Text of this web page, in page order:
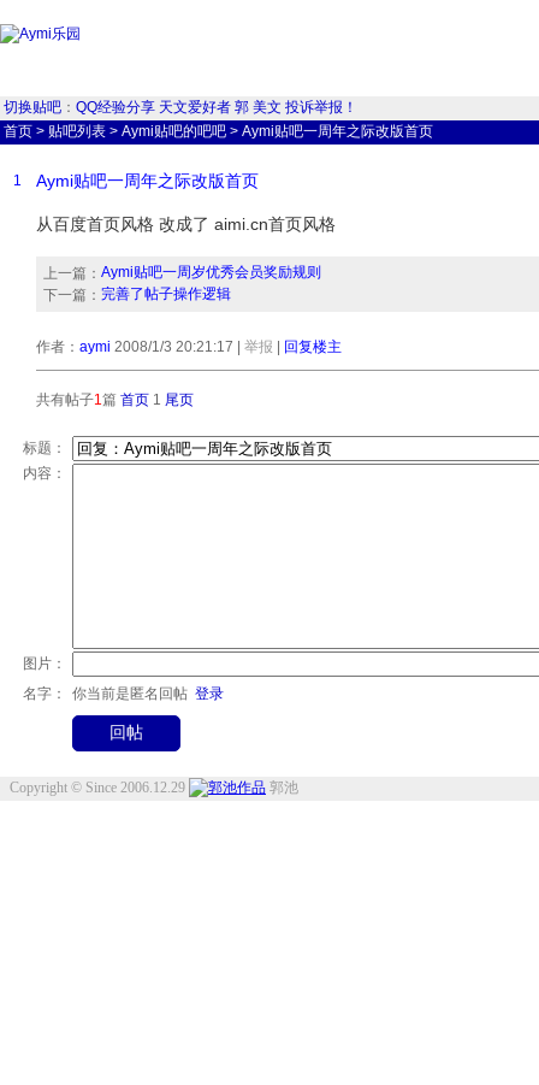
切换贴吧 ： QQ经验分享 天文爱好者 郭 美文 投诉举报！
首页 > 贴吧列表 > Aymi贴吧的吧吧 > Aymi贴吧一周年之际改版首页
1 Aymi贴吧一周年之际改版首页
从百度首页风格 改成了 aimi.cn首页风格
上一篇： Aymi贴吧一周岁优秀会员奖励规则
下一篇： 完善了帖子操作逻辑
作者： aymi 2008/1/3 20:21:17 举报 回复楼主
共有帖子1篇 首页 1 尾页
标题：
内容：
图片：
名字：
你当前是匿名回帖 登录
Copyright © Since 2006.12.29 郭池